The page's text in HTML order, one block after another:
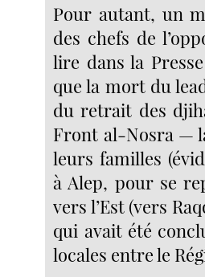
Pour autant, un
des chefs de
lire dans la
que la mort du
du retrait des
Front al-Nosra —
leurs familles
à Alep, pour se
vers l’Est (vers
qui avait été
locales entre le